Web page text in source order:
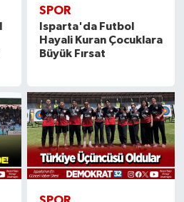
SPOR
Isparta'da Futbol
Hayali Kuran Çocuklara
Büyük Fırsat